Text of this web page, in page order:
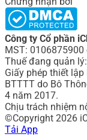
Công ty Cổ phần
MST:
Thuế đang quản
Giấy phép thiết
BTTTT do Bô
4 năm 2017.
Chịu trách nhiệm
©Copyright 2026
Tải App